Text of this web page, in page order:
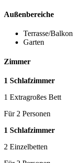
Außenbereiche
Terrasse/Balkon
Garten
Zimmer
1 Schlafzimmer
1 Extragroßes Bett
Für 2 Personen
1 Schlafzimmer
2 Einzelbetten